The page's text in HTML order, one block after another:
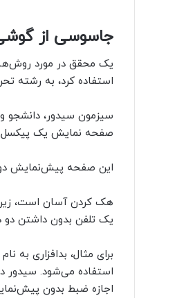
جاسوسی از
یک محقق در مورد
استفاده کرد، به رشته
سیزمون سیدور، دانشجو
صفحه نمایش یک پیکسل
این صفحه پیش‌نمایش
هک کردن آسان است،
یک تلفن بدون داشتن دو
استفاده می‌شود. سیدور
اجازه ضبط بدون